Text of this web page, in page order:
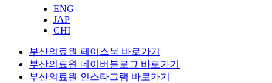
ENG
JAP
CHI
부산의료원 페이스북 바로가기
부산의료원 네이버블로그 바로가기
부산의료원 인스타그램 바로가기